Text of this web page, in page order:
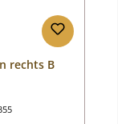
rechts B